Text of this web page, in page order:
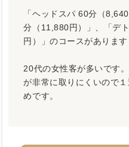
「ヘッドスパ 60分（
分（11,880円）」、「デ
円）」のコースがあります
20代の女性客が多いです
が非常に取りにくいので
めです。